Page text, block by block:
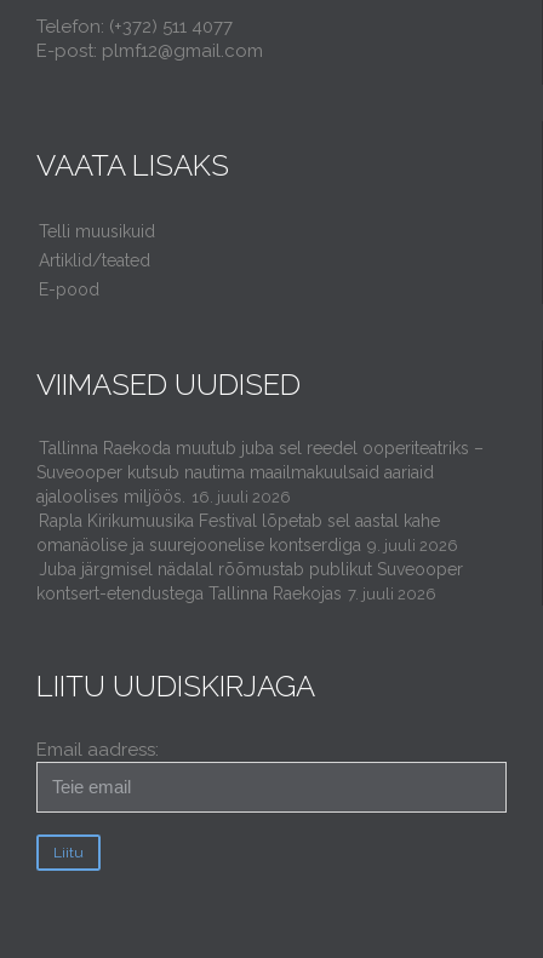
Telefon: (+372) 511 4077
E-post: plmf12@gmail.com
VAATA LISAKS
Telli muusikuid
Artiklid/teated
E-pood
VIIMASED UUDISED
Tallinna Raekoda muutub juba sel reedel ooperiteatriks –
Suveooper kutsub nautima maailmakuulsaid aariaid
ajaloolises miljöös. 16. juuli 2026
Rapla Kirikumuusika Festival lõpetab sel aastal kahe
omanäolise ja suurejoonelise kontserdiga 9. juuli 2026
Juba järgmisel nädalal rõõmustab publikut Suveooper
kontsert-etendustega Tallinna Raekojas 7. juuli 2026
LIITU UUDISKIRJAGA
Email aadress: